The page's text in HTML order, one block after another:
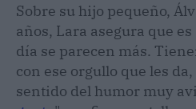
Sobre su hijo pequeño,
años, Lara asegura que
día se parecen más.
con ese orgullo que les
sentido del humor muy